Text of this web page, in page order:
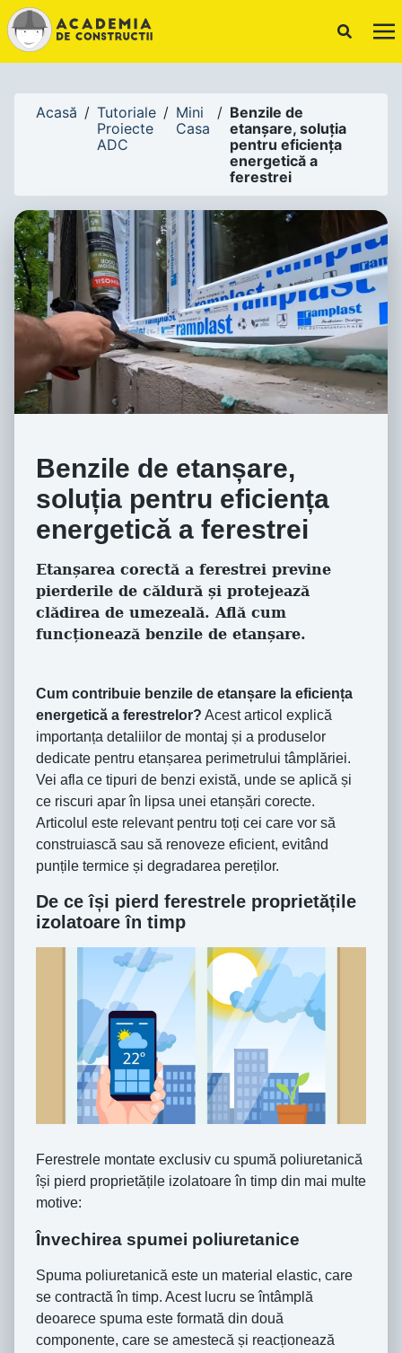
!-- Canonical URL -->
Acasă / Tutoriale
Proiecte
ADC
/ Mini
Casa
/ Benzile de
etanșare, soluția
pentru eficiența
energetică a
ferestrei
Benzile de etanșare,
soluția pentru eficiența
energetică a ferestrei
Etanșarea corectă a ferestrei previne
pierderile de căldură și protejează
clădirea de umezeală. Află cum
funcționează benzile de etanșare.
Cum contribuie benzile de etanșare la eficiența
energetică a ferestrelor? Acest articol explică
importanța detaliilor de montaj și a produselor
dedicate pentru etanșarea perimetrului tâmplăriei.
Vei afla ce tipuri de benzi există, unde se aplică și
ce riscuri apar în lipsa unei etanșări corecte.
Articolul este relevant pentru toți cei care vor să
construiască sau să renoveze eficient, evitând
punțile termice și degradarea pereților.
De ce își pierd ferestrele proprietățile
izolatoare în timp
Ferestrele montate exclusiv cu spumă poliuretanică
își pierd proprietățile izolatoare în timp din mai multe
motive:
Învechirea spumei poliuretanice
Spuma poliuretanică este un material elastic, care
se contractă în timp. Acest lucru se întâmplă
deoarece spuma este formată din două
componente, care se amestecă și reacționează